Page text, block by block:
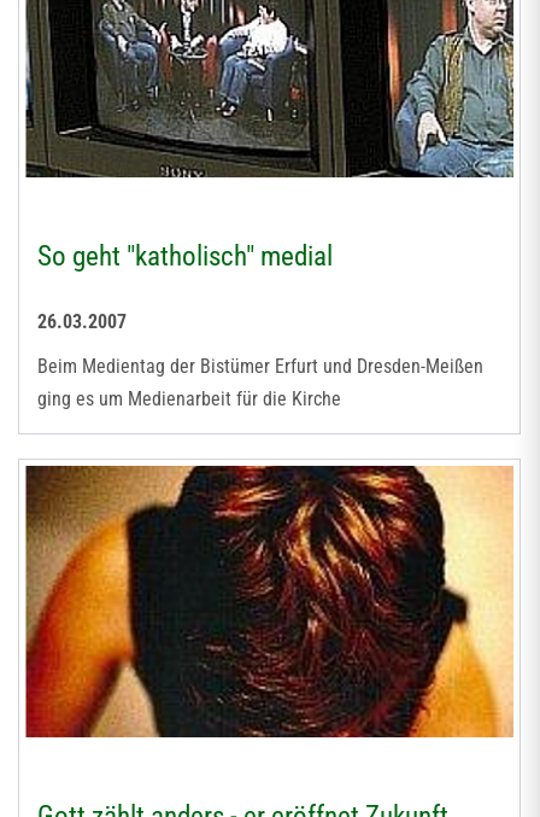
So geht "katholisch" medial
26.03.2007
Beim Medientag der Bistümer Erfurt und Dresden-Meißen
ging es um Medienarbeit für die Kirche